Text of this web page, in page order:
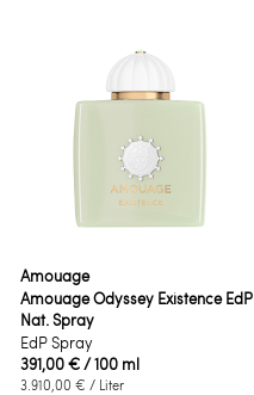
Amouage
Amouage Odyssey Existence EdP
Nat. Spray
EdP Spray
391,00 €/ 100 ml
3.910,00 € / Liter